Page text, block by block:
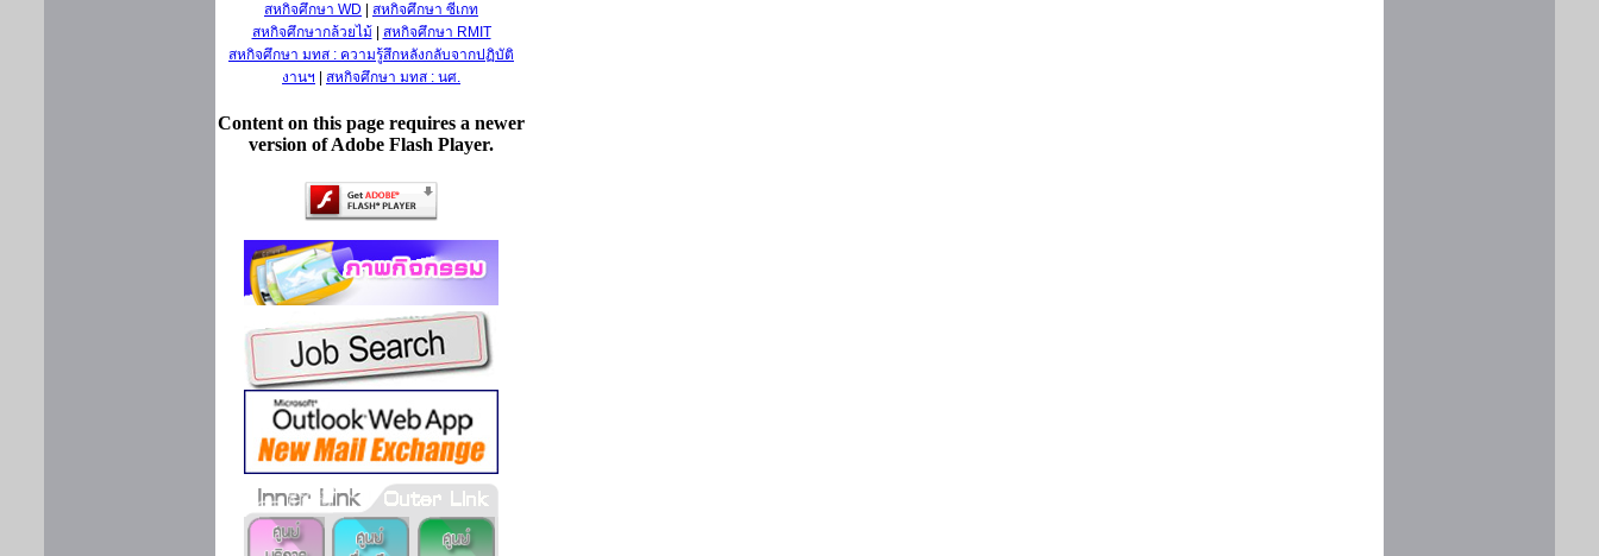
สหกิจศึกษา WD
สหกิจศึกษา ซีเกท
สหกิจศึกษากล้วยไม้
สหกิจศึกษา RMIT
สหกิจศึกษา มทส : ความรู้สึกหลังกลับจากปฏิบัติ
งานฯ
สหกิจศึกษา มทส : นศ.
Content on this page requires a newer
version of Adobe Flash Player.